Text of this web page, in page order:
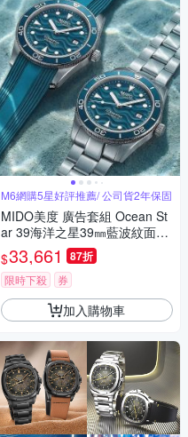
M6網購5星好評推薦/ 公司貨2年保固
MIDO美度 廣告套組 Ocean St
ar 39海洋之星39㎜藍波紋面雙
帶組 M6(M0269071104101)
$33,661 87折
限時下殺 券
加入購物車